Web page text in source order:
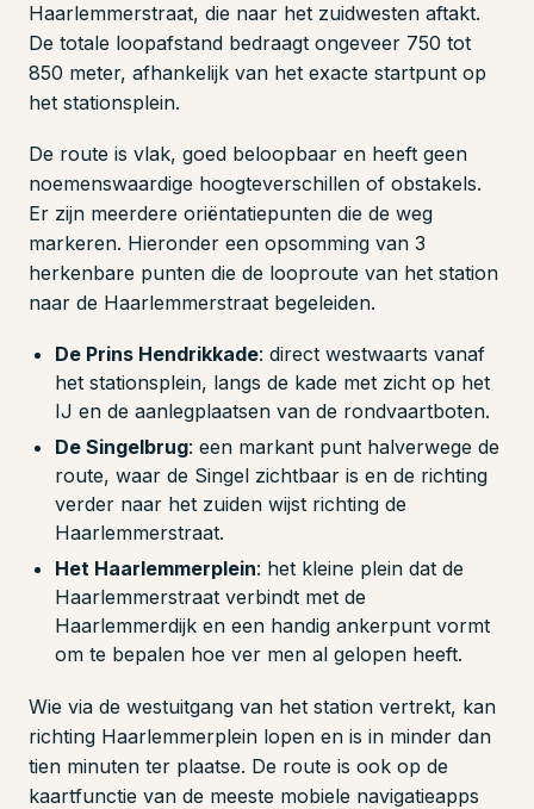
Haarlemmerstraat, die naar het zuidwesten aftakt.
De totale loopafstand bedraagt ongeveer 750 tot
850 meter, afhankelijk van het exacte startpunt op
het stationsplein.
De route is vlak, goed beloopbaar en heeft geen
noemenswaardige hoogteverschillen of obstakels.
Er zijn meerdere oriëntatiepunten die de weg
markeren. Hieronder een opsomming van 3
herkenbare punten die de looproute van het station
naar de Haarlemmerstraat begeleiden.
De Prins Hendrikkade: direct westwaarts vanaf
het stationsplein, langs de kade met zicht op het
IJ en de aanlegplaatsen van de rondvaartboten.
De Singelbrug: een markant punt halverwege de
route, waar de Singel zichtbaar is en de richting
verder naar het zuiden wijst richting de
Haarlemmerstraat.
Het Haarlemmerplein: het kleine plein dat de
Haarlemmerstraat verbindt met de
Haarlemmerdijk en een handig ankerpunt vormt
om te bepalen hoe ver men al gelopen heeft.
Wie via de westuitgang van het station vertrekt, kan
richting Haarlemmerplein lopen en is in minder dan
tien minuten ter plaatse. De route is ook op de
kaartfunctie van de meeste mobiele navigatieapps